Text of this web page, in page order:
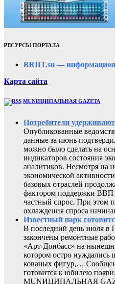
РЕСУРСЫ ПОРТАЛА
BRIIT.su —
Карта сайта
MUNИЦИПАЛЬНАЯ GAZЕТА
Потребители
Опубликованные
данные за июнь
можно было сделать на
индикаторов состояния
аналитиков. Несмотря на
экономической
базовых отраслей
фактором поддержки ВВП
частный спрос. При этом
охлаждения спроса
Известный парк
В последний день июля в
закончены ремонтные
«Арт-Донбасс» на
котором остро нуждались
кованых фигур,…
готовится к юбилею
MUNИЦИПАЛЬНАЯ